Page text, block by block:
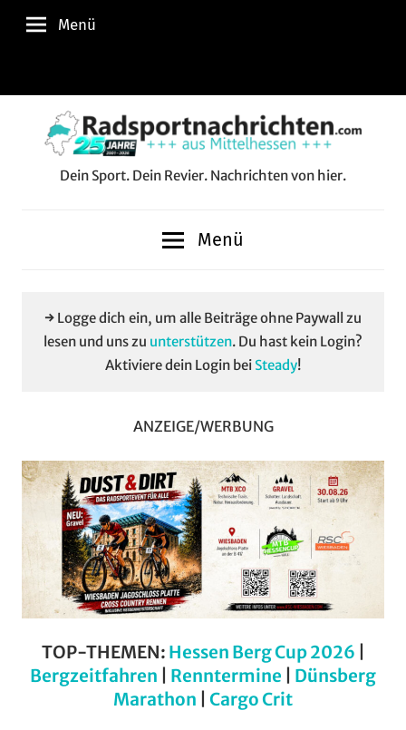
Zum
Inhalt
Feed
Menü
Dein Sport. Dein Revier. Nachrichten von hier.
Menü
→ Logge dich ein, um alle Beiträge ohne Paywall zu
lesen und uns zu unterstützen. Du hast kein Login?
Aktiviere dein Login bei Steady!
ANZEIGE/WERBUNG
TOP-THEMEN: Hessen Berg Cup 2026
Bergzeitfahren
Renntermine
Dünsberg
Marathon
Cargo Crit